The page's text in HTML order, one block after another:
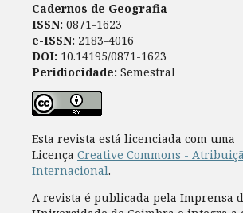
Cadernos de Geografia
ISSN: 0871-1623
e-ISSN: 2183-4016
DOI: 10.14195/0871-1623
Peridiocidade: Semestral
Esta revista está licenciada com uma
Licença Creative Commons -
Internacional.
A revista é publicada pela Imprensa